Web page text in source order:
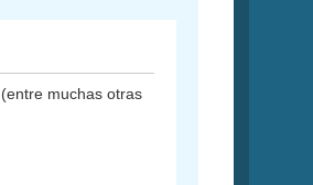
muchas otras